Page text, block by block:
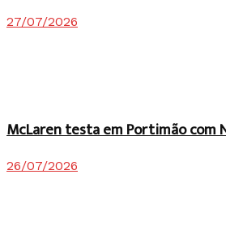
27/07/2026
McLaren testa em Portimão com
26/07/2026